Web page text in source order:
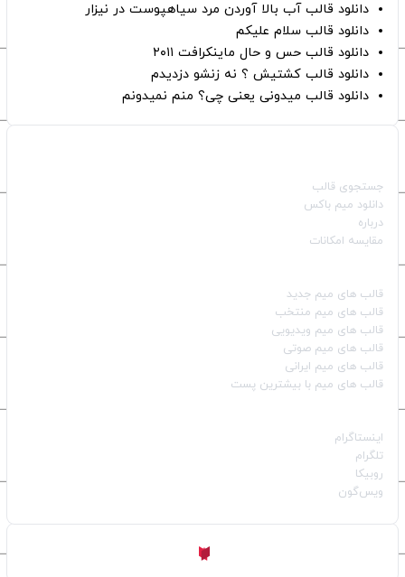
دانلود قالب آب بالا آوردن مرد سیاهپوست در نیزار
دانلود قالب سلام علیکم
دانلود قالب حس و حال ماینکرافت ۲۰۱۱
دانلود قالب کشتیش ؟ نه زنشو دزدیدم
دانلود قالب میدونی یعنی چی؟ منم نمیدونم
جستجوی قالب
دانلود میم باکس
درباره
مقایسه امکانات
قالب‌ های میم جدید
قالب‌ های میم منتخب
قالب‌ های میم ویدیویی
قالب‌ های میم صوتی
قالب‌ های میم ایرانی
قالب‌ های میم با بیشترین پست
اینستاگرام
تلگرام
روبیکا
ویس‌گون